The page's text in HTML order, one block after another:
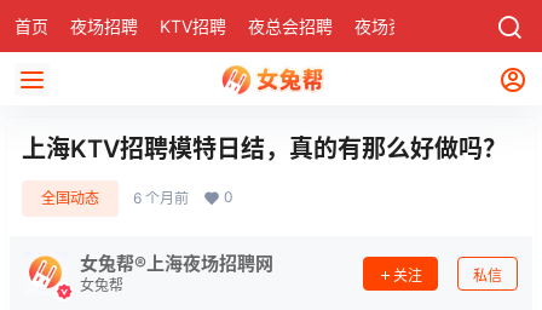
首页 夜场招聘 KTV招聘 夜总会招聘 夜场资讯 社区
上海KTV招聘模特日结，真的有那么好做吗？
全国动态 6 个月前 0
女兔帮®上海夜场招聘网
女兔帮
关注 私信